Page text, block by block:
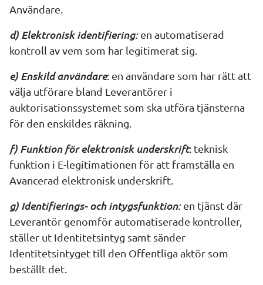
Användare.
d) Elektronisk identifiering: en automatiserad
kontroll av vem som har legitimerat sig.
e) Enskild användare: en användare som har rätt att
välja utförare bland Leverantörer i
auktorisationssystemet som ska utföra tjänsterna
för den enskildes räkning.
f) Funktion för elektronisk underskrift: teknisk
funktion i E-legitimationen för att framställa en
Avancerad elektronisk underskrift.
g) Identifierings- och intygsfunktion: en tjänst där
Leverantör genomför automatiserade kontroller,
ställer ut Identitetsintyg samt sänder
Identitetsintyget till den Offentliga aktör som
beställt det.